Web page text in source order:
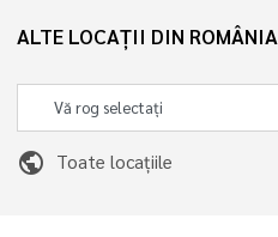
ALTE LOCAȚII DIN ROMÂNIA
public Toate locațiile